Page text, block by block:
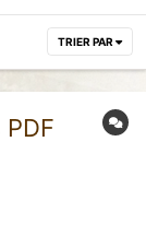
TRIER PAR